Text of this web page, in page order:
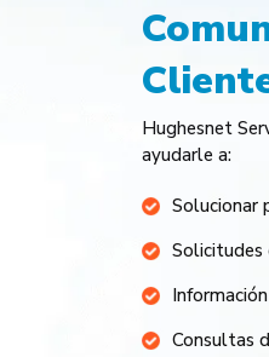
Hughesnet
ayudarle a:
Solucionar
Solicitudes
Consultas